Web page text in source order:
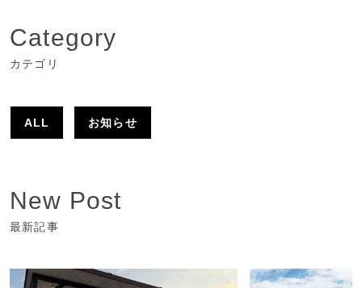
Category
カテゴリ
ALL お知らせ
New Post
最新記事